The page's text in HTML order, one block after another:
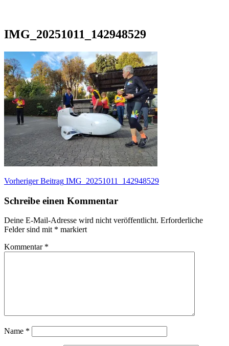
IMG_20251011_142948529
Beitragsnavigation
Vorheriger Beitrag Vorheriger
IMG_20251011_142948529
Schreibe einen Kommentar
Deine E-Mail-Adresse wird nicht veröffentlicht. Erforderliche
Felder sind mit * markiert
Kommentar *
Name *